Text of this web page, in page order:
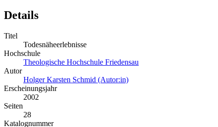
Details
Titel
Todesnäheerlebnisse
Hochschule
Theologische Hochschule Friedensau
Autor
Holger Karsten Schmid (Autor:in)
Erscheinungsjahr
2002
Seiten
28
Katalognummer